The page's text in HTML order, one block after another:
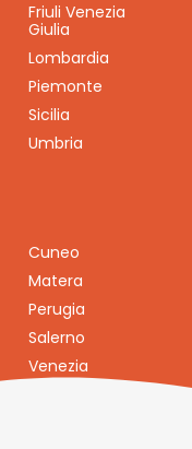
Friuli Venezia
Giulia
Lombardia
Piemonte
Sicilia
Umbria
Cuneo
Matera
Perugia
Salerno
Venezia